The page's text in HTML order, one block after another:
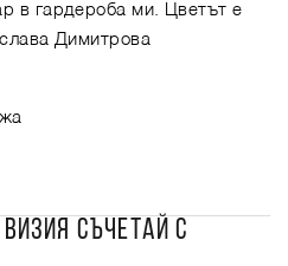
в гардероба ми. Цветът е
Димитрова
СЪЧЕТАЙ С